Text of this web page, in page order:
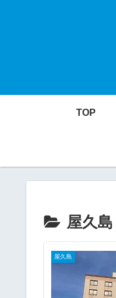
TOP
屋久島
屋久島